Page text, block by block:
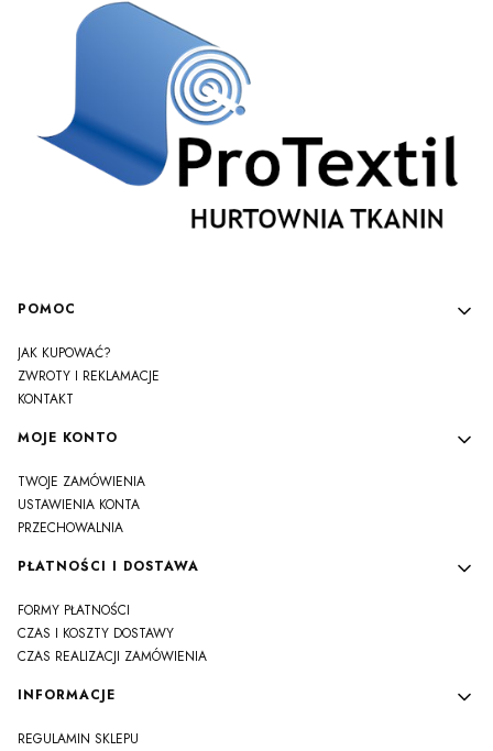
Linki w stopce
POMOC
JAK KUPOWAĆ?
ZWROTY I REKLAMACJE
KONTAKT
MOJE KONTO
TWOJE ZAMÓWIENIA
USTAWIENIA KONTA
PRZECHOWALNIA
PŁATNOŚCI I DOSTAWA
FORMY PŁATNOŚCI
CZAS I KOSZTY DOSTAWY
CZAS REALIZACJI ZAMÓWIENIA
INFORMACJE
REGULAMIN SKLEPU